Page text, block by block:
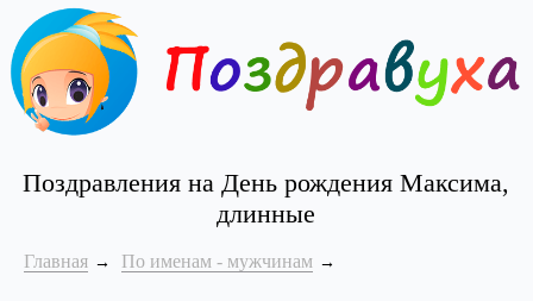
Поздравления на День рождения Максима,
длинные
Главная По именам - мужчинам